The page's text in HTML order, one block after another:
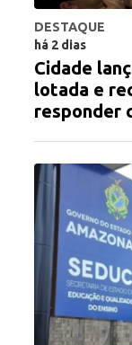
DESTAQUE
há 2 dias
Cidade
lotada e
responder